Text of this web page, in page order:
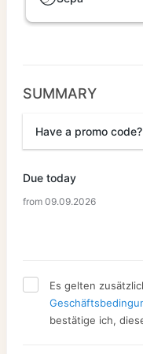
SUMMARY
Have a promo code?
Due today
from 09.09.2026
Es gelten
bestätige ich,